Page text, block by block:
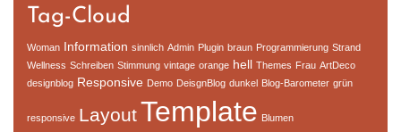
Tag-Cloud
Woman Information sinnlich Admin Plugin braun Programmierung Strand
Wellness Schreiben Stimmung vintage orange hell Themes Frau ArtDeco
designblog Responsive Demo DeisgnBlog dunkel Blog-Barometer grün
responsive LayoutTemplate Blumen